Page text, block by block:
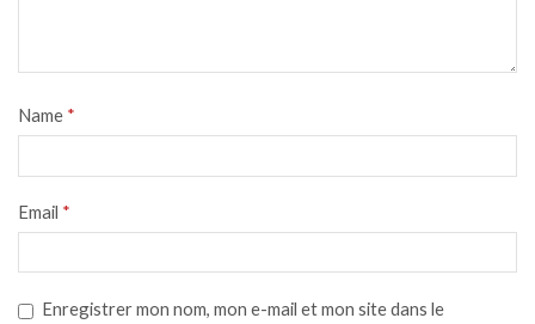
Name *
Email *
Enregistrer mon nom, mon e-mail et mon site dans le